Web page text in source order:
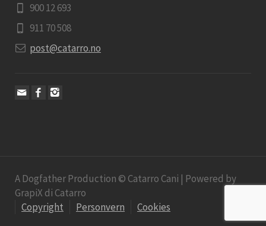
900 12 693
911 70 508
post@catarro.no
A Dogfather Production © Catarro Cani | Powered by
GrapiX di Catarro
Copyright
Personvern Cookies